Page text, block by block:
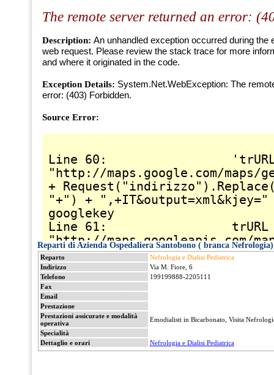
Reparti di Azienda Ospedaliera Santobono ( branca Nefrologia)
Reparto
Nefrologia e Dialisi Pediatrica
Indirizzo
Via M. Fiore, 6
Telefono
199199888-2205111
Fax
Email
Prestazione
Prestazioni assicurate e modalità
operativa
Emodialisti in Bicarbonato, Visita
Specialità
Dettaglio e orari
Nefrologia e Dialisi Pediatrica